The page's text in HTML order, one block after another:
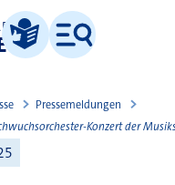
Leichte Sprache
Menü
Pressemeldungen
Konzert der